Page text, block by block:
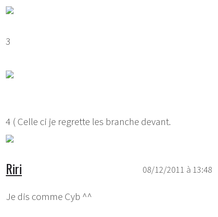
3
4 ( Celle ci je regrette les branche devant.
08/12/2011 à 13:48
Riri
Je dis comme Cyb ^^